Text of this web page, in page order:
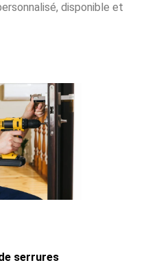
disponible et
serrures